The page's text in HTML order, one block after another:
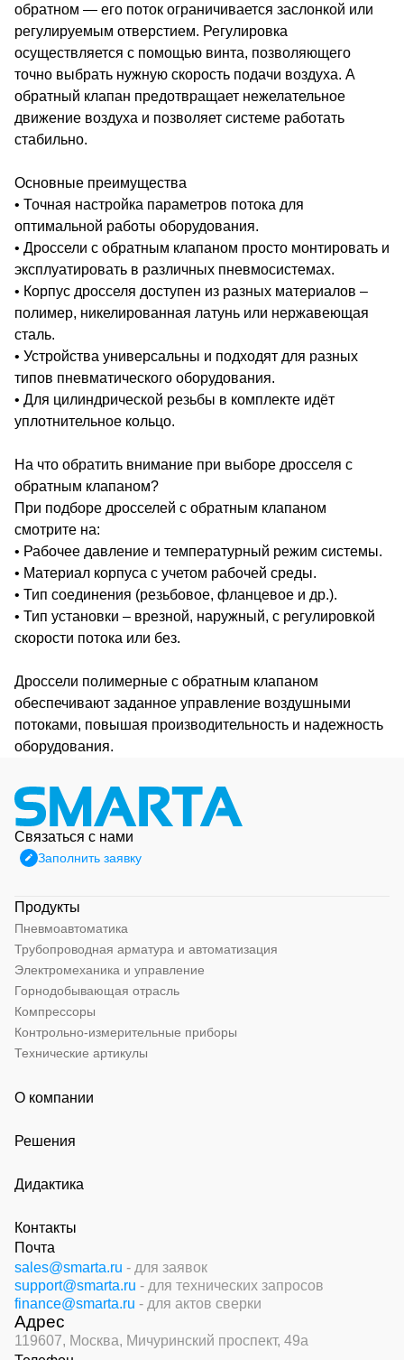
обратном — его поток ограничивается заслонкой или
регулируемым отверстием. Регулировка
осуществляется с помощью винта, позволяющего
точно выбрать нужную скорость подачи воздуха. А
обратный клапан предотвращает нежелательное
движение воздуха и позволяет системе работать
стабильно.
Основные преимущества
• Точная настройка параметров потока для
оптимальной работы оборудования.
• Дроссели с обратным клапаном просто монтировать и
эксплуатировать в различных пневмосистемах.
• Корпус дросселя доступен из разных материалов –
полимер, никелированная латунь или нержавеющая
сталь.
• Устройства универсальны и подходят для разных
типов пневматического оборудования.
• Для цилиндрической резьбы в комплекте идёт
уплотнительное кольцо.
На что обратить внимание при выборе дросселя с
обратным клапаном?
При подборе дросселей с обратным клапаном
смотрите на:
• Рабочее давление и температурный режим системы.
• Материал корпуса с учетом рабочей среды.
• Тип соединения (резьбовое, фланцевое и др.).
• Тип установки – врезной, наружный, с регулировкой
скорости потока или без.
Дроссели полимерные с обратным клапаном
обеспечивают заданное управление воздушными
потоками, повышая производительность и надежность
оборудования.
Связаться с нами
Заполнить заявку
Продукты
Пневмоавтоматика
Трубопроводная арматура и автоматизация
Электромеханика и управление
Горнодобывающая отрасль
Компрессоры
Контрольно-измерительные приборы
Технические артикулы
О компании
Решения
Дидактика
Контакты
Почта
sales@smarta.ru - для заявок
support@smarta.ru - для технических запросов
finance@smarta.ru - для актов сверки
Адрес
119607, Москва, Мичуринский проспект, 49а